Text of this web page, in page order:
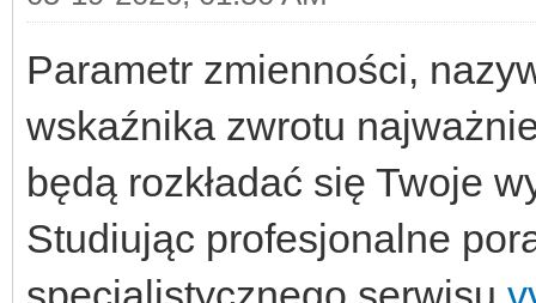
Parametr zmienności,
wskaźnika zwrotu
będą rozkładać się Twoje
Studiując profesjonalne